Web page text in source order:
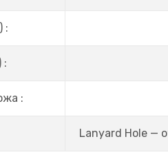
:
:
:
Lanyard Hole —